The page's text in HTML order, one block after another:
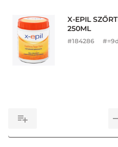
X-EPIL
250ML
#184286